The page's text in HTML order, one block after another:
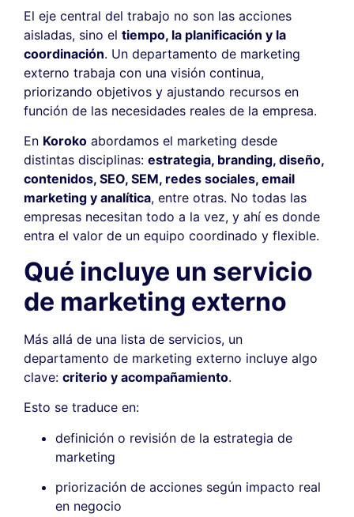
El eje central del trabajo no son las acciones
aisladas, sino el tiempo, la planificación y la
coordinación. Un departamento de marketing
externo trabaja con una visión continua,
priorizando objetivos y ajustando recursos en
función de las necesidades reales de la empresa.
En Koroko abordamos el marketing desde
distintas disciplinas: estrategia, branding, diseño,
contenidos, SEO, SEM, redes sociales, email
marketing y analítica, entre otras. No todas las
empresas necesitan todo a la vez, y ahí es donde
entra el valor de un equipo coordinado y flexible.
Qué incluye un servicio
de marketing externo
Más allá de una lista de servicios, un
departamento de marketing externo incluye algo
clave: criterio y acompañamiento.
Esto se traduce en:
definición o revisión de la estrategia de
marketing
priorización de acciones según impacto real
en negocio